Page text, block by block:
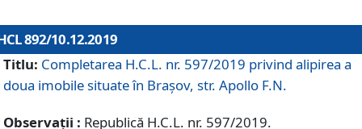
892/10.12.2019
Titlu: Completarea H.C.L. nr. 597/2019 privind alipirea a
doua imobile situate în Brașov, str. Apollo F.N.
Observații : Republică H.C.L. nr. 597/2019.